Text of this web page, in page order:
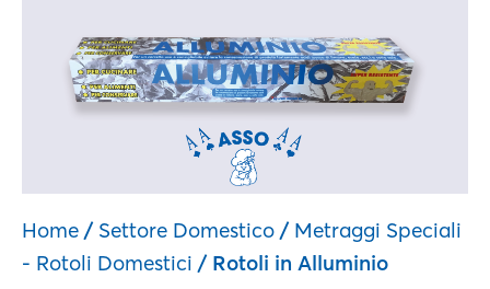
Home / Settore Domestico / Metraggi Speciali
- Rotoli Domestici / Rotoli in Alluminio